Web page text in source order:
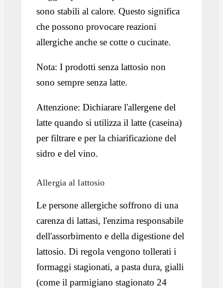
sono stabili al calore. Questo significa
che possono provocare reazioni
allergiche anche se cotte o cucinate.
Nota: I prodotti senza lattosio non
sono sempre senza latte.
Attenzione: Dichiarare l'allergene del
latte quando si utilizza il latte (caseina)
per filtrare e per la chiarificazione del
sidro e del vino.
Allergia al lattosio
Le persone allergiche soffrono di una
carenza di lattasi, l'enzima responsabile
dell'assorbimento e della digestione del
lattosio. Di regola vengono tollerati i
formaggi stagionati, a pasta dura, gialli
(come il parmigiano stagionato 24